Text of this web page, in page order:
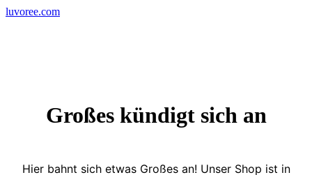
Skip
luvoree.com
Großes kündigt sich an
Hier bahnt sich etwas Großes an! Unser Shop ist in